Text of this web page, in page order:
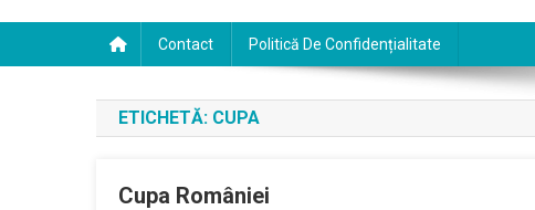
Contact Politică De Confidențialitate
ETICHETĂ: CUPA
Cupa României